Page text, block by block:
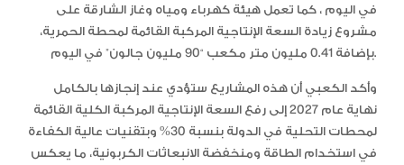
في اليوم ، كما تعمل هيئة كهرباء ومياه وغاز الشارقة على
مشروع زيادة السعة الإنتاجية المركبة القائمة لمحطة الحمرية،
بإضافة 0.41 مليون متر مكعب “90 مليون جالون” في اليوم.
وأكد الكعبي أن هذه المشاريع ستؤدي عند إنجازها بالكامل
نهاية عام 2027 إلى رفع السعة الإنتاجية المركبة الكلية القائمة
لمحطات التحلية في الدولة بنسبة 30% وبتقنيات عالية الكفاءة
في استخدام الطاقة ومنخفضة الانبعاثات الكربونية، ما يعكس